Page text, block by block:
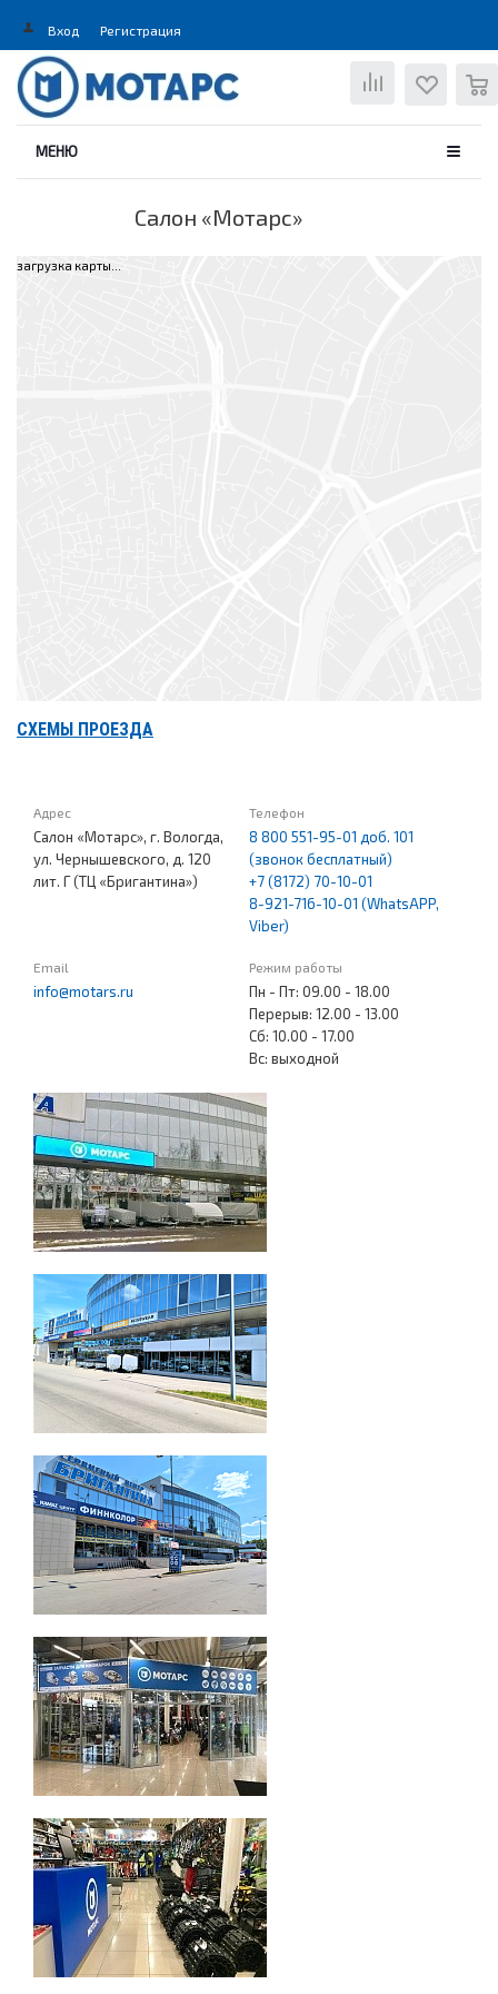
Вход Регистрация
МЕНЮ
Салон «Мотарс»
загрузка карты...
СХЕМЫ ПРОЕЗДА
Адрес
Салон «Мотарс», г. Вологда,
ул. Чернышевского, д. 120
лит. Г (ТЦ «Бригантина»)
Телефон
8 800 551-95-01 доб. 101
(звонок бесплатный)
+7 (8172) 70-10-01
8-921-716-10-01 (WhatsAPP,
Viber)
Email
info@motars.ru
Режим работы
Пн - Пт: 09.00 - 18.00
Перерыв: 12.00 - 13.00
Сб: 10.00 - 17.00
Вс: выходной